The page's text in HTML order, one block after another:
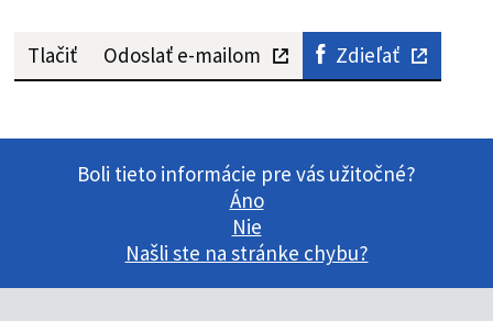
Tlačiť Odoslať e-mailom Zdieľať
Boli tieto informácie pre vás užitočné?
Áno
Nie
Našli ste na stránke chybu?